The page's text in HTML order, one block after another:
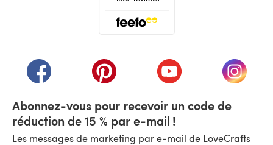
(s'ouvre dans un nouvel onglet)
(s'ouvre dans un nouvel onglet)
(s'ouvre dans un(s'ouvre
Abonnez-vous pour recevoir un code de
réduction de 15 % par e-mail !
Les messages de marketing par e-mail de LoveCrafts